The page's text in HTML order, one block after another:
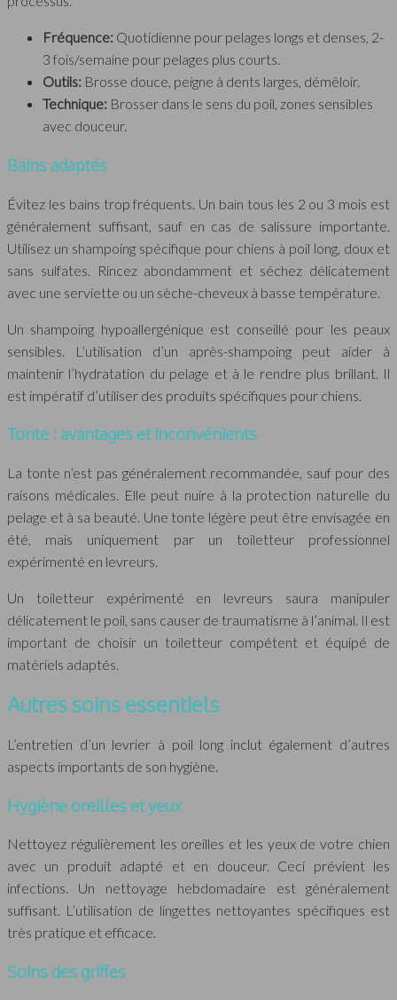
Fréquence: Quotidienne pour pelages longs et denses, 2-
3 fois/semaine pour pelages plus courts.
Outils: Brosse douce, peigne à dents larges, démêloir.
Technique: Brosser dans le sens du poil, zones sensibles
avec douceur.
Bains adaptés
Évitez les bains trop fréquents. Un bain tous les 2 ou 3 mois est
généralement suffisant, sauf en cas de salissure importante.
Utilisez un shampoing spécifique pour chiens à poil long, doux et
sans sulfates. Rincez abondamment et séchez délicatement
avec une serviette ou un sèche-cheveux à basse température.
Un shampoing hypoallergénique est conseillé pour les peaux
sensibles. L’utilisation d’un après-shampoing peut aider à
maintenir l’hydratation du pelage et à le rendre plus brillant. Il
est impératif d’utiliser des produits spécifiques pour chiens.
Tonte : avantages et inconvénients
La tonte n’est pas généralement recommandée, sauf pour des
raisons médicales. Elle peut nuire à la protection naturelle du
pelage et à sa beauté. Une tonte légère peut être envisagée en
été, mais uniquement par un toiletteur professionnel
expérimenté en levreurs.
Un toiletteur expérimenté en levreurs saura manipuler
délicatement le poil, sans causer de traumatisme à l’animal. Il est
important de choisir un toiletteur compétent et équipé de
matériels adaptés.
Autres soins essentiels
L’entretien d’un levrier à poil long inclut également d’autres
aspects importants de son hygiène.
Hygiène oreilles et yeux
Nettoyez régulièrement les oreilles et les yeux de votre chien
avec un produit adapté et en douceur. Ceci prévient les
infections. Un nettoyage hebdomadaire est généralement
suffisant. L’utilisation de lingettes nettoyantes spécifiques est
très pratique et efficace.
Soins des griffes